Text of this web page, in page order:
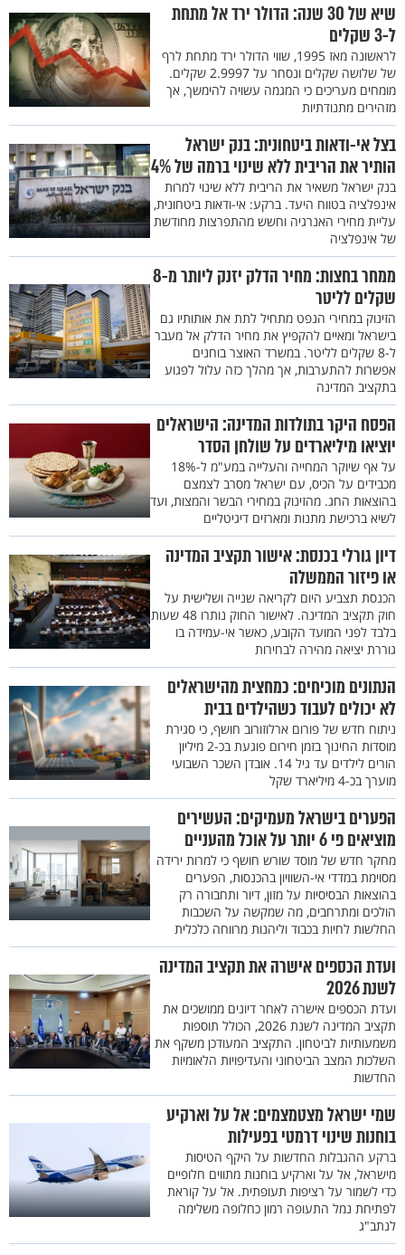
שיא של 30 שנה: הדולר ירד אל מתחת
ל-3 שקלים
לראשונה מאז 1995, שווי הדולר ירד מתחת לרף
של שלושה שקלים ונסחר על 2.9997 שקלים.
מומחים מעריכים כי המגמה עשויה להימשך, אך
מזהירים מתנודתיות
בצל אי-ודאות ביטחונית: בנק ישראל
הותיר את הריבית ללא שינוי ברמה של 4%
בנק ישראל משאיר את הריבית ללא שינוי למרות
אינפלציה בטווח היעד. ברקע: אי-ודאות ביטחונית,
עליית מחירי האנרגיה וחשש מהתפרצות מחודשת
של אינפלציה
ממחר בחצות: מחיר הדלק יזנק ליותר מ-8
שקלים לליטר
הזינוק במחירי הנפט מתחיל לתת את אותותיו גם
בישראל ומאיים להקפיץ את מחיר הדלק אל מעבר
ל-8 שקלים לליטר. במשרד האוצר בוחנים
אפשרות להתערבות, אך מהלך כזה עלול לפגוע
בתקציב המדינה
הפסח היקר בתולדות המדינה: הישראלים
יוציאו מיליארדים על שולחן הסדר
על אף שיוקר המחייה והעלייה במע"מ ל-18%
מכבידים על הכיס, עם ישראל מסרב לצמצם
בהוצאות החג. מהזינוק במחירי הבשר והמצות, ועד
לשיא ברכישת מתנות ומארזים דיגיטליים
דיון גורלי בכנסת: אישור תקציב המדינה
או פיזור הממשלה
הכנסת תצביע היום לקריאה שנייה ושלישית על
חוק תקציב המדינה. לאישור החוק נותרו 48 שעות
בלבד לפני המועד הקובע, כאשר אי-עמידה בו
גוררת יציאה מהירה לבחירות
הנתונים מוכיחים: כמחצית מהישראלים
לא יכולים לעבוד כשהילדים בבית
ניתוח חדש של פורום ארלוזורוב חושף, כי סגירת
מוסדות החינוך בזמן חירום פוגעת בכ-2 מיליון
הורים לילדים עד גיל 14. אובדן השכר השבועי
מוערך בכ-4 מיליארד שקל
הפערים בישראל מעמיקים: העשירים
מוציאים פי 6 יותר על אוכל מהעניים
מחקר חדש של מוסד שורש חושף כי למרות ירידה
מסוימת במדדי אי-השוויון בהכנסות, הפערים
בהוצאות הבסיסיות על מזון, דיור ותחבורה רק
הולכים ומתרחבים, מה שמקשה על השכבות
החלשות לחיות בכבוד וליהנות מרווחה כלכלית
ועדת הכספים אישרה את תקציב המדינה
לשנת 2026
ועדת הכספים אישרה לאחר דיונים ממושכים את
תקציב המדינה לשנת 2026, הכולל תוספות
משמעותיות לביטחון. התקציב המעודכן משקף את
השלכות המצב הביטחוני והעדיפויות הלאומיות
החדשות
שמי ישראל מצטמצמים: אל על וארקיע
בוחנות שינוי דרמטי בפעילות
ברקע ההגבלות החדשות על היקף הטיסות
מישראל, אל על וארקיע בוחנות מתווים חלופיים
כדי לשמור על רציפות תעופתית. אל על קוראת
לפתיחת נמל התעופה רמון כחלופה משלימה
לנתב"ג